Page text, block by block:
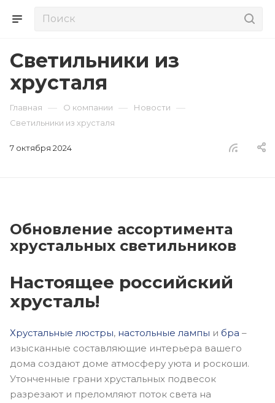
Светильники из
хрусталя
Главная — О компании — Новости —
Светильники из хрусталя
7 октября 2024
Обновление ассортимента
хрустальных светильников
Настоящее российский
хрусталь!
Хрустальные люстры, настольные лампы и бра –
изысканные составляющие интерьера вашего
дома создают доме атмосферу уюта и роскоши.
Утонченные грани хрустальных подвесок
разрезают и преломляют поток света на